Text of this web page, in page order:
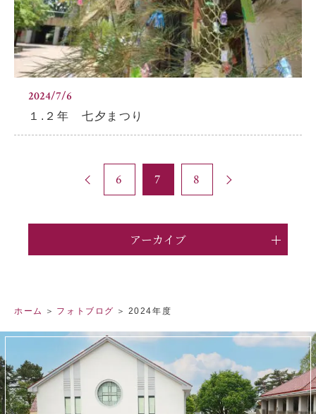
2024/7/6
１.２年 七夕まつり
6 7 8
アーカイブ
ホーム フォトブログ 2024年度